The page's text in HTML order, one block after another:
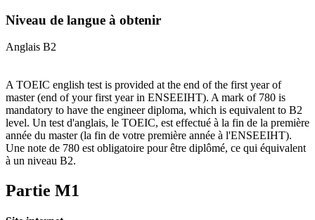
Niveau de langue à obtenir
Anglais B2
A TOEIC english test is provided at the end of the first year of
master (end of your first year in ENSEEIHT). A mark of 780 is
mandatory to have the engineer diploma, which is equivalent to B2
level. Un test d'anglais, le TOEIC, est effectué à la fin de la première
année du master (la fin de votre première année à l'ENSEEIHT).
Une note de 780 est obligatoire pour être diplômé, ce qui équivalent
à un niveau B2.
Partie M1